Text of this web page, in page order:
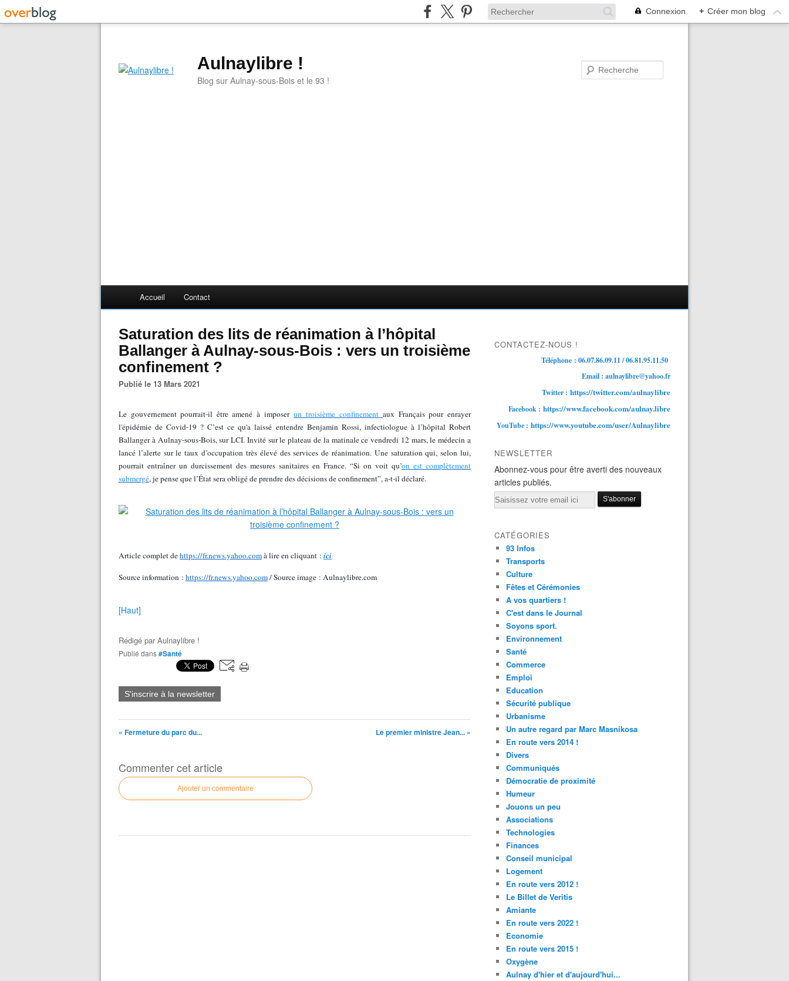
Connexion + Créer mon blog
Aulnaylibre !
Blog sur Aulnay-sous-Bois et le 93 !
Accueil Contact
Saturation des lits de réanimation à l’hôpital
Ballanger à Aulnay-sous-Bois : vers un troisième
confinement ?
Publié le 13 Mars 2021
Le gouvernement pourrait-il être amené à imposerun troisième confinementaux Français pour enrayer
l'épidémie de Covid-19 ? C’est ce qu'a laissé entendre Benjamin Rossi, infectiologue à l’hôpital Robert
Ballanger à Aulnay-sous-Bois, sur LCI. Invité sur le plateau de la matinale ce vendredi 12 mars, le médecin a
lancé l’alerte sur le taux d’occupation très élevé des services de réanimation. Une saturation qui, selon lui,
pourrait entraîner un durcissement des mesures sanitaires en France. “Si on voit qu’on est complètement
submergé, je pense que l’État sera obligé de prendre des décisions de confinement”, a-t-il déclaré.
Article complet dehttps://fr.news.yahoo.comà lire en cliquant : ici
Source information : https://fr.news.yahoo.com/ Source image : Aulnaylibre.com
[Haut]
Rédigé parAulnaylibre !
Publié dans#Santé
S'inscrire à la newsletter
« Fermeture du parc du... Le premier ministre Jean... »
Commenter cet article
Ajouter un commentaire
CONTACTEZ-NOUS !
Téléphone : 06.07.86.09.11 / 06.81.95.11.50
Email : aulnaylibre@yahoo.fr
Twitter : https://twitter.com/aulnaylibre
Facebook : https://www.facebook.com/aulnay.libre
YouTube : https://www.youtube.com/user/Aulnaylibre
NEWSLETTER
Abonnez-vous pour être averti des nouveaux
articles publiés.
Email
CATÉGORIES
93 Infos
Transports
Culture
Fêtes et Cérémonies
A vos quartiers !
C'est dans le Journal
Soyons sport.
Environnement
Santé
Commerce
Emploi
Education
Sécurité publique
Urbanisme
Un autre regard par Marc Masnikosa
En route vers 2014 !
Divers
Communiqués
Démocratie de proximité
Humeur
Jouons un peu
Associations
Technologies
Finances
Conseil municipal
Logement
En route vers 2012 !
Le Billet de Veritis
Amiante
En route vers 2022 !
Economie
En route vers 2015 !
Oxygène
Aulnay d'hier et d'aujourd'hui...